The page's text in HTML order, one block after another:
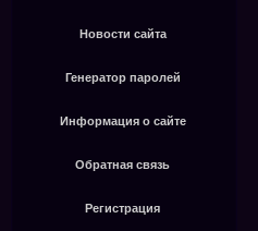
Новости сайта
Генератор паролей
Информация о сайте
Обратная связь
Регистрация